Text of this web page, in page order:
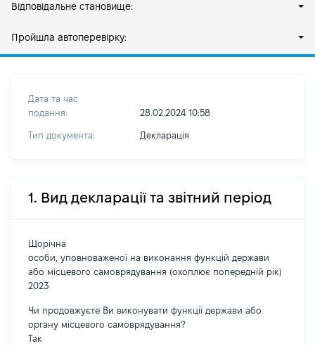
Відповідальне становище:
Пройшла автоперевірку:
Дата та час
подання:
28.02.2024 10:58
Тип документа: Декларація
1. Вид декларації та звітний період
Щорічна
особи, уповноваженої на виконання функцій держави
або місцевого самоврядування (охоплює попередній рік)
2023
Чи продовжуєте Ви виконувати функції держави або
органу місцевого самоврядування?
Так